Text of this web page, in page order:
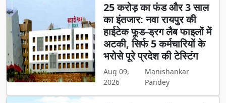
25 करोड़ का फंड और 3 साल
का इंतजार: नवा रायपुर की
हाईटेक फूड-ड्रग लैब फाइलों में
अटकी, सिर्फ 5 कर्मचारियों के
भरोसे पूरे प्रदेश की टेस्टिंग
Aug 09,
2026
Manishankar
Pandey